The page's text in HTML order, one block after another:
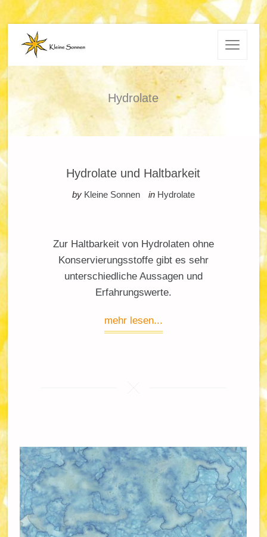
Hydrolate
Hydrolate und Haltbarkeit
by Kleine Sonnen in Hydrolate
Zur Haltbarkeit von Hydrolaten ohne
Konservierungsstoffe gibt es sehr
unterschiedliche Aussagen und
Erfahrungswerte.
mehr lesen...